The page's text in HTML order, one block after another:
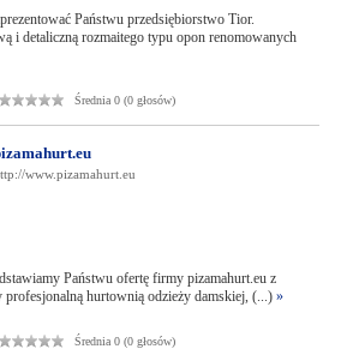
Państwu przedsiębiorstwo Tior.
i detaliczną rozmaitego typu opon renomowanych
Średnia 0 (0 głosów)
www.pizamahurt.eu
Państwu ofertę firmy pizamahurt.eu z
hurtownią odzieży damskiej, (...) »
Średnia 0 (0 głosów)